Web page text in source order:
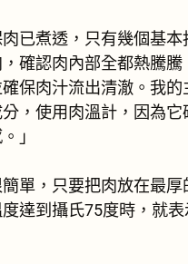
肉已煮透，只有幾個基
確認肉內部全都熱騰
保肉汁流出清澈。我
，使用肉溫計，因為
」
簡單，只要把肉放在最
達到攝氏75度時，就